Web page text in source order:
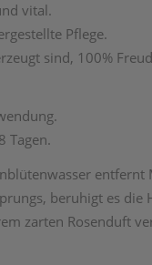
vital.
Pflege.
sind, 100%
Tagen.
beruhigt es
zarten Rosenduft